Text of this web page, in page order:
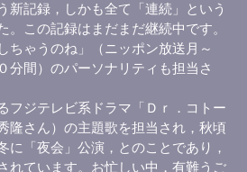
新記録，しかも全て「連続」という
。この記録はまだまだ継続中です。
ちゃうのね」（ニッポン放送月～
分間）のパーソナリティも担当さ
フジテレビ系ドラマ「Ｄｒ．コトー
隆さん）の主題歌を担当され，秋頃
に「夜会」公演，とのことであり，
れています。お忙しい中，有難うご